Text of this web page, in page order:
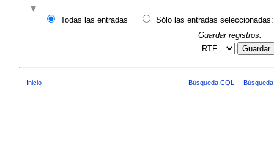
Todas las entradas
Sólo las entradas seleccionadas:
Guardar registros:
Guardar
Inicio Búsqueda CQL